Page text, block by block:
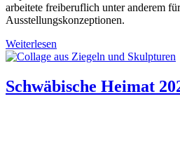
arbeitete freiberuflich unter anderem
Ausstellungskonzeptionen.
Weiterlesen
Schwäbische Heimat